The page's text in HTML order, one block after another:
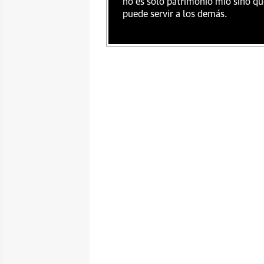
puede servir a los demás.